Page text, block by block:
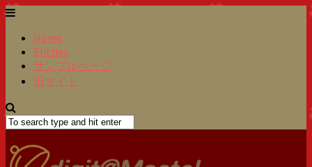
Home
Entries
サンプルページ
旧サイト